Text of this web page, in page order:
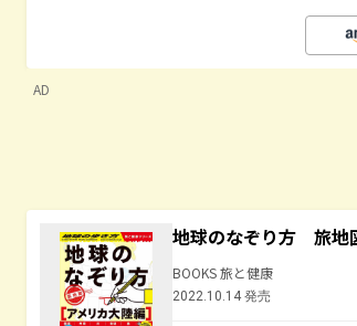
AD
地球のなぞり方 旅地
BOOKS 旅と健康
2022.10.14 発売